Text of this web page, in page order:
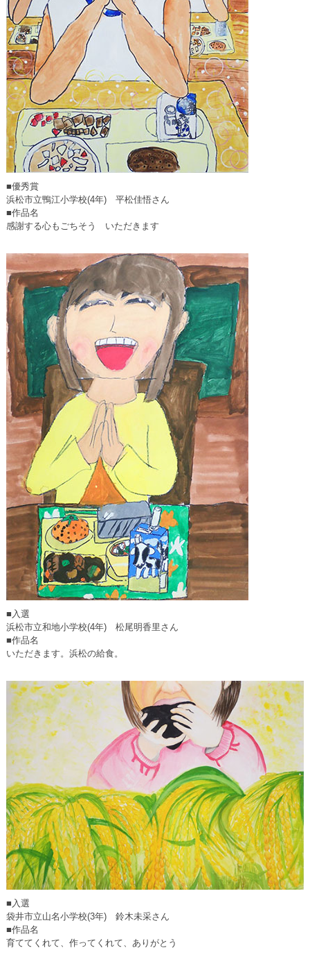
■優秀賞
浜松市立鴨江小学校(4年) 平松佳悟さん
■作品名
感謝する心もごちそう いただきます
■入選
浜松市立和地小学校(4年) 松尾明香里さん
■作品名
いただきます。浜松の給食。
■入選
袋井市立山名小学校(3年) 鈴木未采さん
■作品名
育ててくれて、作ってくれて、ありがとう